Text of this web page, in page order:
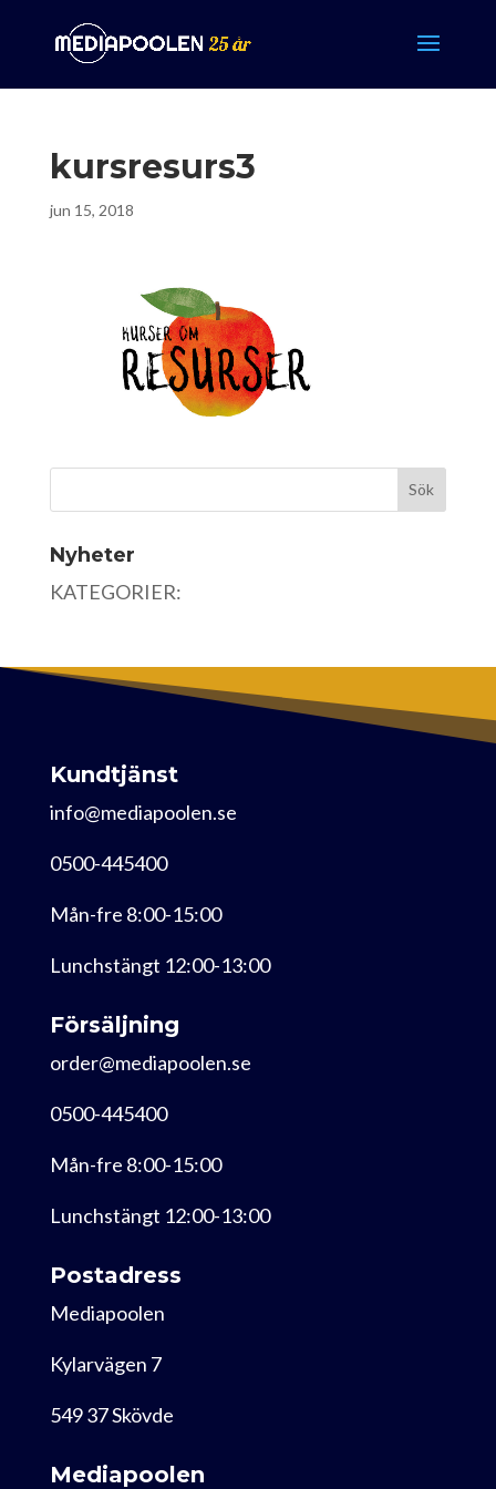
kursresurs3
jun 15, 2018
Nyheter
KATEGORIER:
Kundtjänst
info@mediapoolen.se
0500-445400
Mån-fre 8:00-15:00
Lunchstängt 12:00-13:00
Försäljning
order@mediapoolen.se
0500-445400
Mån-fre 8:00-15:00
Lunchstängt 12:00-13:00
Postadress
Mediapoolen
Kylarvägen 7
549 37 Skövde
Mediapoolen